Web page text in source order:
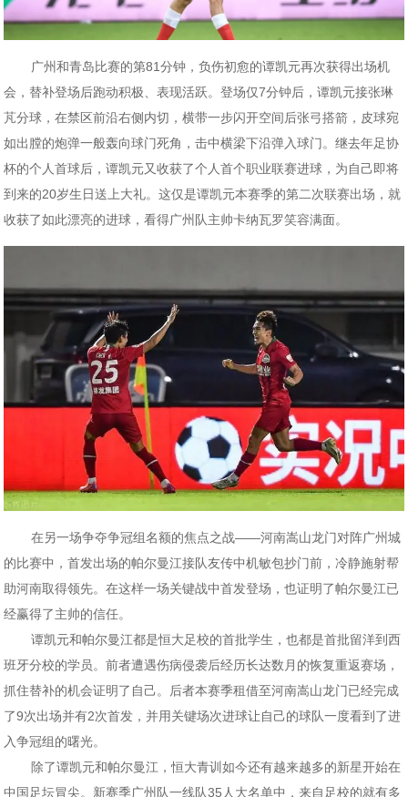
广州和青岛比赛的第81分钟，负伤初愈的谭凯元再次获得出场机
会，替补登场后跑动积极、表现活跃。登场仅7分钟后，谭凯元接张琳
芃分球，在禁区前沿右侧内切，横带一步闪开空间后张弓搭箭，皮球宛
如出膛的炮弹一般轰向球门死角，击中横梁下沿弹入球门。继去年足协
杯的个人首球后，谭凯元又收获了个人首个职业联赛进球，为自己即将
到来的20岁生日送上大礼。这仅是谭凯元本赛季的第二次联赛出场，就
收获了如此漂亮的进球，看得广州队主帅卡纳瓦罗笑容满面。
在另一场争夺争冠组名额的焦点之战——河南嵩山龙门对阵广州城
的比赛中，首发出场的帕尔曼江接队友传中机敏包抄门前，冷静施射帮
助河南取得领先。在这样一场关键战中首发登场，也证明了帕尔曼江已
经赢得了主帅的信任。
谭凯元和帕尔曼江都是恒大足校的首批学生，也都是首批留洋到西
班牙分校的学员。前者遭遇伤病侵袭后经历长达数月的恢复重返赛场，
抓住替补的机会证明了自己。后者本赛季租借至河南嵩山龙门已经完成
了9次出场并有2次首发，并用关键场次进球让自己的球队一度看到了进
入争冠组的曙光。
除了谭凯元和帕尔曼江，恒大青训如今还有越来越多的新星开始在
中国足坛冒尖。新赛季广州队一线队35人大名单中，来自足校的就有多